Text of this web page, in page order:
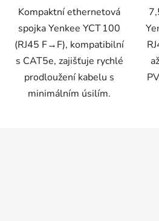
Kompaktní ethernetová
spojka Yenkee YCT 100
(RJ45 F→F), kompatibilní
s CAT5e, zajišťuje rychlé
prodloužení kabelu s
minimálním úsilím.